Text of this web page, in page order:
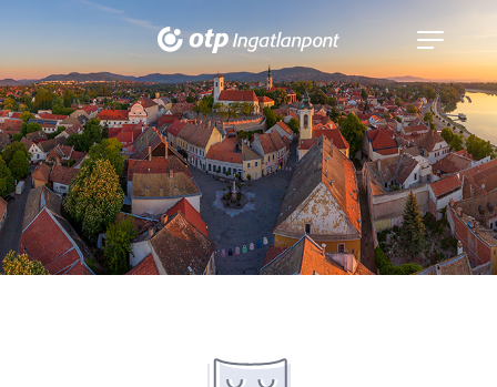
Navigáció
kinyitása